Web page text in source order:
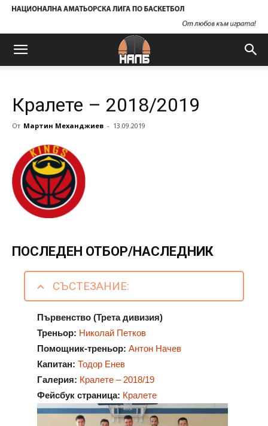
Кралете – 2018/2019
От Мартин Механджиев - 13.09.2019
ПОСЛЕДЕН ОТБОР/НАСЛЕДНИК
СЪСТЕЗАНИЕ:
Първенство (Трета дивизия)
Треньор: Николай Петков
Помощник-треньор: Антон Начев
Капитан: Тодор Енев
Галерия: Кралете – 2018/19
Фейсбук страница: Кралете